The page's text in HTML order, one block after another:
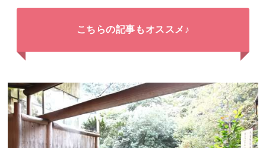
こちらの記事もオススメ♪